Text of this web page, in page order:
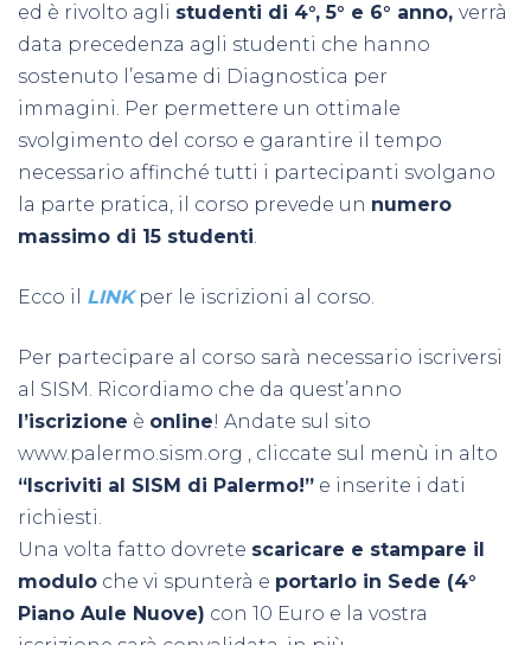
ed è rivolto agli studenti di 4°, 5° e 6° anno, verrà
data precedenza agli studenti che hanno
sostenuto l’esame di Diagnostica per
immagini. Per permettere un ottimale
svolgimento del corso e garantire il tempo
necessario affinché tutti i partecipanti svolgano
la parte pratica, il corso prevede un numero
massimo di 15 studenti.
Ecco il LINKper le iscrizioni al corso.
Per partecipare al corso sarà necessario iscriversi
al SISM. Ricordiamo che da quest’anno
l’iscrizione è online! Andate sul sito
www.palermo.sism.org , cliccate sul menù in alto
“Iscriviti al SISM di Palermo!” e inserite i dati
richiesti.
Una volta fatto dovrete scaricare e stampare il
modulo che vi spunterà e portarlo in Sede (4°
Piano Aule Nuove) con 10 Euro e la vostra